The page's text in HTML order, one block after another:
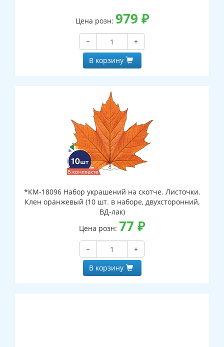
Цена розн: 979 ₽
−
+
В корзину
*КМ-18096 Набор украшений на скотче. Листочки.
Клен оранжевый (10 шт. в наборе, двухсторонний,
ВД-лак)
Цена розн: 77 ₽
−
+
В корзину